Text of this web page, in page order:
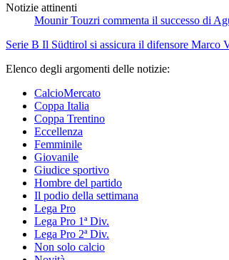
Notizie attinenti
Mounir Touzri commenta il successo di
Serie B Il Südtirol si assicura il difensore Marco
Elenco degli argomenti delle notizie:
CalcioMercato
Coppa Italia
Coppa Trentino
Eccellenza
Femminile
Giovanile
Giudice sportivo
Hombre del partido
Il podio della settimana
Lega Pro
Lega Pro 1ª Div.
Lega Pro 2ª Div.
Non solo calcio